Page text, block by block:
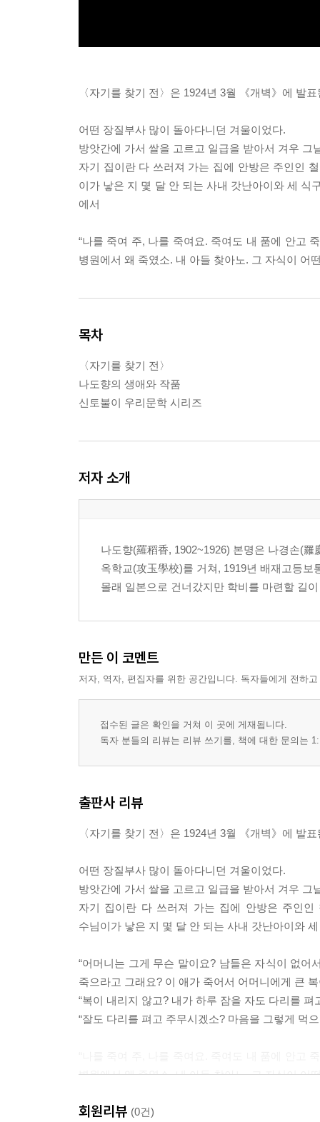
〈자기를 찾기 전〉은 1924년 3월 《개벽》에 발
어떤 장질부사 많이 돌아다니던 겨울이었다.
방앗간에 가서 쌀을 고르고 일급을 받아서 겨우
자기 집이란 다 쓰러져 가는 집에 안방은 주인인
이가 낳은 지 몇 달 안 되는 사내 갓난아이와 세
에서
“나를 죽여 주, 나를 죽여요. 죽여도 내 품에 안고
병원에서 왜 죽였소. 내 아들 찾아노. 그 자식이 어
목차
〈자기를 찾기 전〉
나도향의 생애와 작품
신토불이 우리문학 시리즈
저자 소개
나도향(羅稻香, 1902~1926) 본명은 나경손(
옥학교(攻玉學校)를 거쳐, 1919년 배재고등
몰래 일본으로 건너갔지만 학비를 마련할 길
만든 이 코멘트
저자, 역자, 편집자를 위한 공간입니다. 독자들에게 전하
접수된 글은 확인을 거쳐 이 곳에 게재됩니다.
독자 분들의 리뷰는 리뷰 쓰기를, 책에 대한 문의는
출판사 리뷰
〈자기를 찾기 전〉은 1924년 3월 《개벽》에 발
어떤 장질부사 많이 돌아다니던 겨울이었다.
방앗간에 가서 쌀을 고르고 일급을 받아서 겨우
자기 집이란 다 쓰러져 가는 집에 안방은 주인
수님이가 낳은 지 몇 달 안 되는 사내 갓난아이와
“어머니는 그게 무슨 말이요? 남들은 자식이 없
죽으라고 그래요? 이 애가 죽어서 어머니에게 큰
“복이 내리지 않고? 내가 하루 잠을 자도 다리를 펴
“잘도 다리를 펴고 주무시겠소? 마음을 그렇게 먹
병원에서 왜 죽였소. 내 아들 찾아노. 그 자식이 어
회원리뷰 (0건)